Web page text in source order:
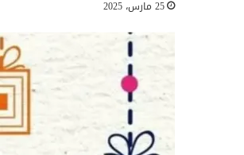
25 مارس، 2025